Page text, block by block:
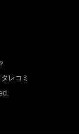
タレコミ